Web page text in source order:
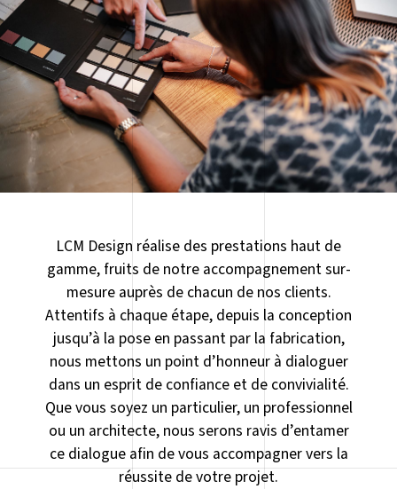
LCM Design réalise des prestations haut de
gamme, fruits de notre accompagnement sur-
mesure auprès de chacun de nos clients.
Attentifs à chaque étape, depuis la conception
jusqu’à la pose en passant par la fabrication,
nous mettons un point d’honneur à dialoguer
dans un esprit de confiance et de convivialité.
Que vous soyez un particulier, un professionnel
ou un architecte, nous serons ravis d’entamer
ce dialogue afin de vous accompagner vers la
réussite de votre projet.